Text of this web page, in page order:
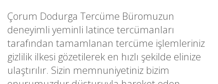
Çorum Dodurga Tercüme Büromuzun
deneyimli yeminli latince tercümanları
tarafından tamamlanan tercüme işlemleriniz
gizlilik ilkesi gözetilerek en hızlı şekilde elinize
ulaştırılır. Sizin memnuniyetiniz bizim